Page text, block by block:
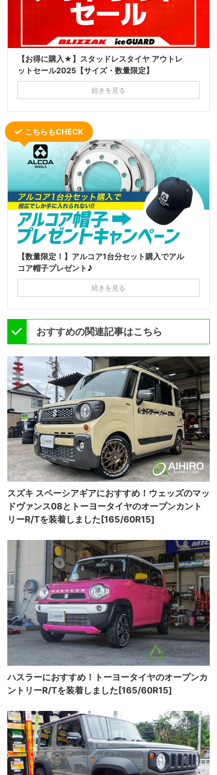
【お得に購入★】スタッドレスタイヤ アウトレ
ットセール2025【サイズ・数量限定】
続きを見る
こちらもCHECK
【数量限定！】アルコア1台分セット購入でアル
コア帽子プレゼント♪
続きを見る
おすすめの関連記事はこちら
スズキ スペーシアギアにおすすめ！ウェッズのマッ
ドヴァンス08とトーヨータイヤのオープンカント
リーR/Tを装着しました[165/60R15]
ハスラーにおすすめ！トーヨータイヤのオープンカ
ントリーR/Tを装着しました[165/60R15]